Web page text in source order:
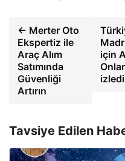
← Merter Oto
Ekspertiz ile
Araç Alım
Satımında
Güvenliği
Artırın
için
Tavsiye Edilen